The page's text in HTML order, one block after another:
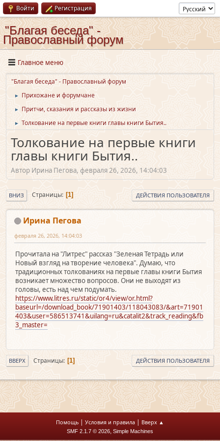
Войти Регистрация
"Благая беседа" -
Православный форум
Главное меню
"Благая беседа" - Православный форум
► Прихожане и форумчане
► Притчи, сказания и рассказы из жизни
► Толкование на первые книги главы книги Бытия..
Толкование на первые книги
главы книги Бытия..
Автор Ирина Пегова, февраля 26, 2026, 14:04:03
ВНИЗ Страницы 1 ДЕЙСТВИЯ ПОЛЬЗОВАТЕЛЯ
Ирина Пегова
февраля 26, 2026, 14:04:03
Прочитала на "Литрес" рассказ "Зеленая Тетрадь или
Новый взгляд на творение человека". Думаю, что
традиционных толкованиях на первые главы книги Бытия
возникает множество вопросов. Они не выходят из
головы, есть над чем подумать.
https://www.litres.ru/static/or4/view/or.html?
baseurl=/download_book/71901403/118043083/&art=71901
403&user=586513741&uilang=ru&catalit2&track_reading&fb
3_master=
ВВЕРХ Страницы 1 ДЕЙСТВИЯ ПОЛЬЗОВАТЕЛЯ
Помощь | Условия и правила | Вверх ▲
SMF 2.1.7 © 2026, Simple Machines